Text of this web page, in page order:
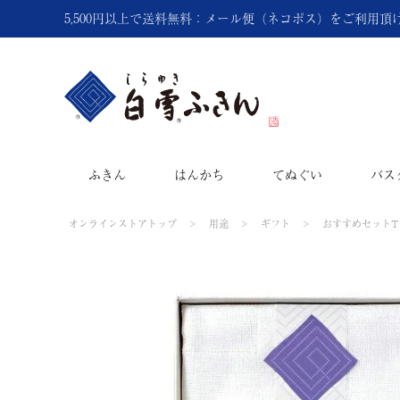
5,500円以上で送料無料：メール便（ネコポス）をご利用頂
ふきん はんかち てぬぐい バス
オンラインストアトップ 用途 ギフト おすすめセット